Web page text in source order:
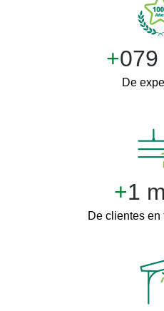
+100
De
+1
De clientes en